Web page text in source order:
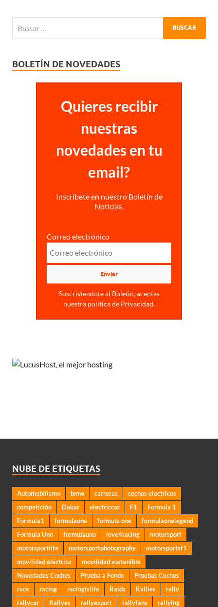
BOLETÍN DE NOVEDADES
Quieres recibir
nuestras
novedades en tu
email?
Inscríbete en nuestro Boletín de
Noticias.
Correo electrónico
Suscriviendote al Boletin, aceptas
nuestra politica de Privacidad.
NUBE DE ETIQUETAS
Automobilismo bmw carreras
coches electricos
competición
Dakar electriccar F1
Formula 1
Formula1
formulaone formula one
formulaonelegend
Formula Uno
formulauno love4racing
motorsport
motorsportlife
motorsportphotography
motorsportsf1
movilidad eléctrica
movilidad sostenible
Novedades Coches
Prueba a Fondo
Pruebas Coches
race
racing racingislife Raids Rallies
rally
rallycar
Rallyes rallyesport rallyfans
rallying